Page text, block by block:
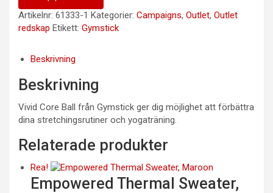
Artikelnr: 61333-1 Kategorier: Campaigns, Outlet, Outlet
redskap Etikett: Gymstick
Beskrivning
Beskrivning
Vivid Core Ball från Gymstick ger dig möjlighet att förbättra
dina stretchingsrutiner och yogaträning.
Relaterade produkter
Rea!
Empowered Thermal Sweater,